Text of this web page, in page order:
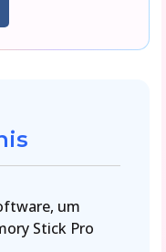
um
Stick Pro